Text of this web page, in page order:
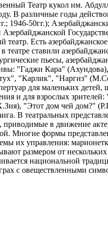
Театр кукол им.
В различные годы
1946-50гг.);
Азербайджанской
театр. Есть
ставили
пьесы,
"Гаджи Кара"
"Карлик", "Наргиз"
для маленьких
и для взрослых
"Этот дом чей дом?"
В театральных
в движение
Многие формы
их управления:
размером от
национальной
с овеществленными